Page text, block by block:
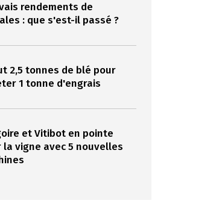
rendements de
: que s'est-il passé ?
2,5 tonnes de blé pour
1 tonne d'engrais
et Vitibot en pointe
la vigne avec 5 nouvelles